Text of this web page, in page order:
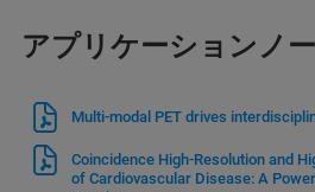
アプリケーションノ
Multi-modal PET drives
Coincidence High-Resolution and
of Cardiovascular Disease: A